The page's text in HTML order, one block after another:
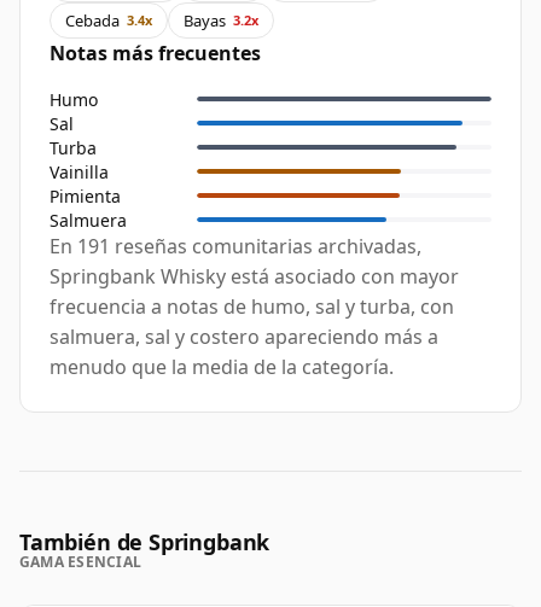
Cebada 3.4x Bayas 3.2x
Notas más frecuentes
Humo
Sal
Turba
Vainilla
Pimienta
Salmuera
En 191 reseñas comunitarias archivadas,
Springbank Whisky está asociado con mayor
frecuencia a notas de humo, sal y turba, con
salmuera, sal y costero apareciendo más a
menudo que la media de la categoría.
También de Springbank
GAMA ESENCIAL